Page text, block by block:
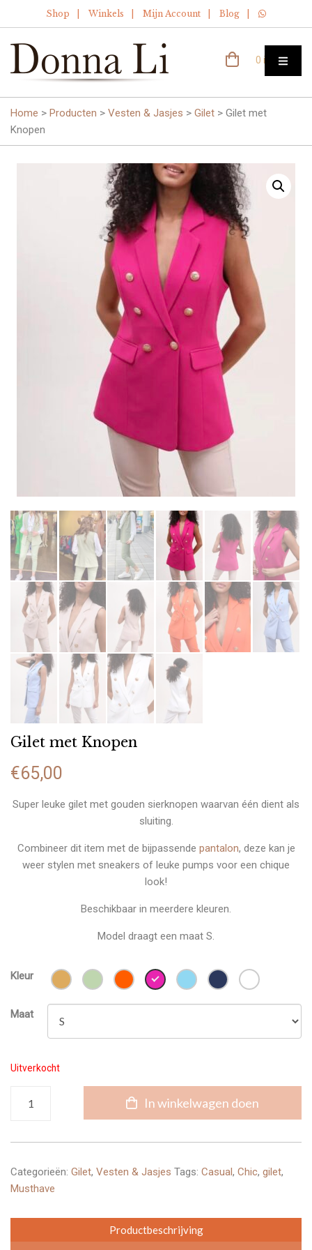
Shop Winkels Mijn Account Blog
0 items
Home > Producten > Vesten & Jasjes > Gilet > Gilet met
Knopen
Gilet met Knopen
€65,00
Super leuke gilet met gouden sierknopen waarvan één dient als
sluiting.
Combineer dit item met de bijpassende pantalon, deze kan je
weer stylen met sneakers of leuke pumps voor een chique
look!
Beschikbaar in meerdere kleuren.
Model draagt een maat S.
Kleur
Maat
Uitverkocht
aantal
In winkelwagen doen
Categorieën: Gilet, Vesten & Jasjes Tags: Casual, Chic, gilet,
Musthave
Productbeschrijving